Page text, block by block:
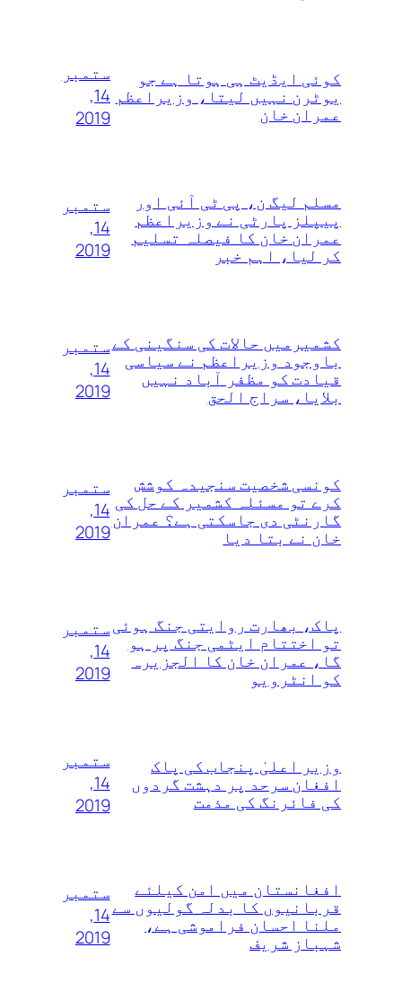
کوئی ایڈیٹ ہی ہوتا ہے جو
یوٹرن نہیں لیتا، وزیراعظم
عمران خان
ستمبر
14,
2019
مسلم لیگ ن، پی ٹی آئی اور
پیپلز پارٹی نے وزیراعظم
عمران خان کا فیصلہ تسلیم
کر لیا، اہم خبر
ستمبر
14,
2019
کشمیرمیں حالات کی سنگینی کے
باوجود وزیراعظم نے سیاسی
قیادت کو مظفر آباد نہیں
بلایا، سراج الحق
ستمبر
14,
2019
کونسی شخصیت سنجیدہ کوشش
کرے تو مسئلہ کشمیر کے حل کی
گارنٹی دی جاسکتی ہے؟ عمران
خان نے بتا دیا
ستمبر
14,
2019
پاک، بھارت روایتی جنگ ہوئی
تو اختتام ایٹمی جنگ پر ہو
گا، عمران خان کا الجزیرہ
کو انٹرویو
ستمبر
14,
2019
وزیر اعلیٰ پنجاب کی پاک
افغان سرحد پر دہشت گردوں
کی فائرنگ کی مذمت
ستمبر
14,
2019
افغانستان میں امن کیلئے
قربانیوں کا بدلہ گولیوں سے
ملنا احسان فراموشی ہے،
شہباز شریف
ستمبر
14,
2019